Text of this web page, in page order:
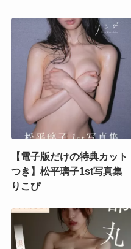
【電子版だけの特典カット
つき】松平璃子1st写真集
りこぴ